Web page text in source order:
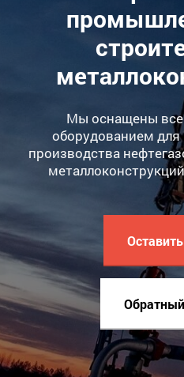
Мы оснащены
оборудованием
производства